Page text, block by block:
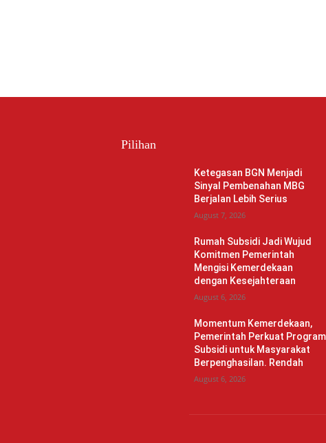
Pilihan
Ketegasan BGN Menjadi
Sinyal Pembenahan MBG
Berjalan Lebih Serius
August 7, 2026
Rumah Subsidi Jadi Wujud
Komitmen Pemerintah
Mengisi Kemerdekaan
dengan Kesejahteraan
August 6, 2026
Momentum Kemerdekaan,
Pemerintah Perkuat Program
Subsidi untuk Masyarakat
Berpenghasilan. Rendah
August 6, 2026